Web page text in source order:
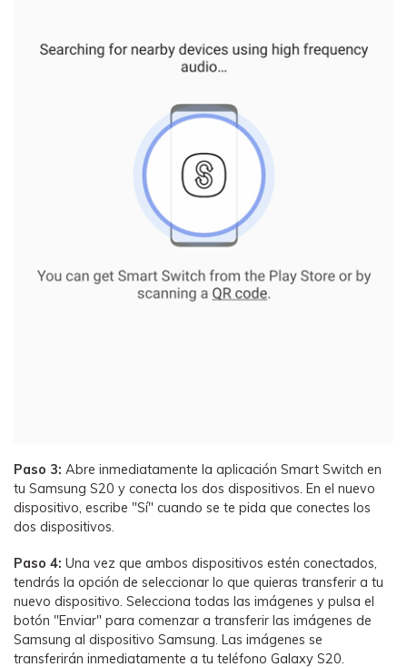
Paso 3: Abre inmediatamente la aplicación Smart Switch en
tu Samsung S20 y conecta los dos dispositivos. En el nuevo
dispositivo, escribe "Sí" cuando se te pida que conectes los
dos dispositivos.
Paso 4: Una vez que ambos dispositivos estén conectados,
tendrás la opción de seleccionar lo que quieras transferir a tu
nuevo dispositivo. Selecciona todas las imágenes y pulsa el
botón "Enviar" para comenzar a transferir las imágenes de
Samsung al dispositivo Samsung. Las imágenes se
transferirán inmediatamente a tu teléfono Galaxy S20.